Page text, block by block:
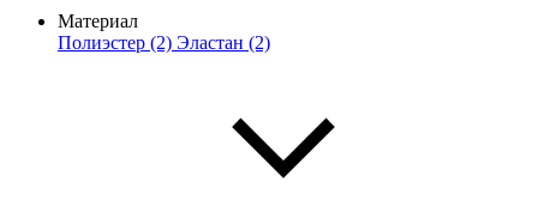
Материал
Полиэстер (2) Эластан (2)